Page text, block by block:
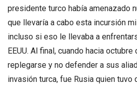
presidente turco había amenazado
que llevaría a cabo esta incursión
incluso si eso le llevaba a
EEUU. Al final, cuando hacia
replegarse y no defender a sus
invasión turca, fue Rusia quien tuvo